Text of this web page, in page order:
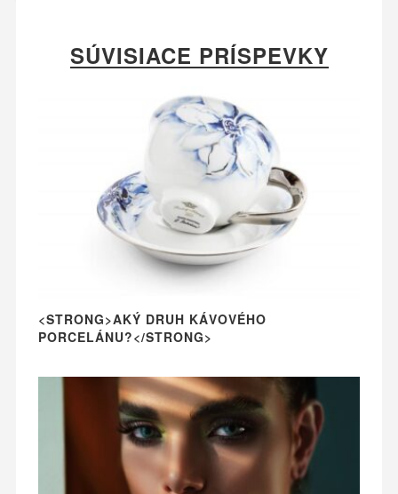
SÚVISIACE PRÍSPEVKY
<STRONG>AKÝ DRUH KÁVOVÉHO
PORCELÁNU?</STRONG>